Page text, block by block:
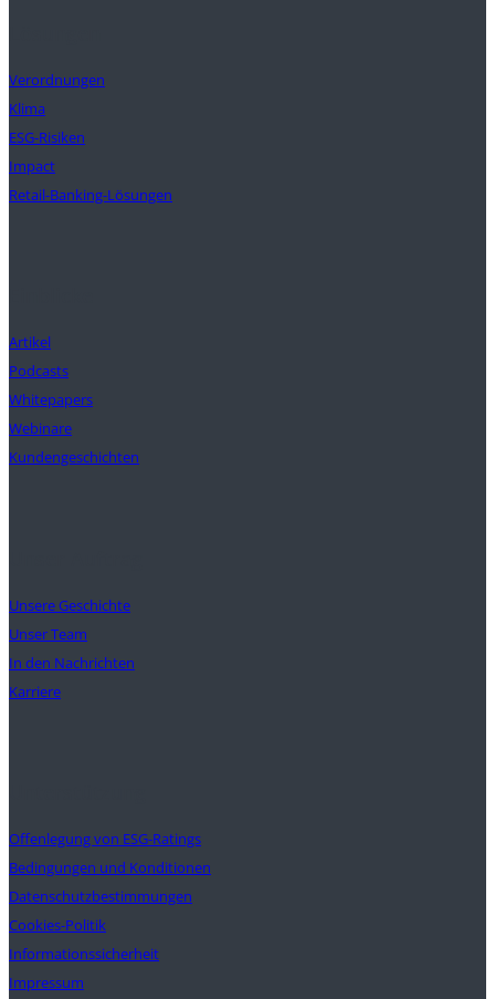
Verordnungen
Klima
ESG-Risiken
Impact
Retail-Banking-Lösungen
Artikel
Podcasts
Whitepapers
Webinare
Kundengeschichten
Unsere Geschichte
Unser Team
In den Nachrichten
Karriere
Offenlegung von ESG-Ratings
Bedingungen und Konditionen
Datenschutzbestimmungen
Cookies-Politik
Informationssicherheit
Impressum